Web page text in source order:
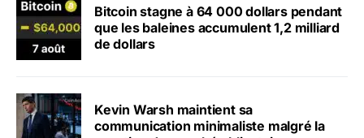
Bitcoin stagne à 64 000 dollars pendant
que les baleines accumulent 1,2 milliard
de dollars
Kevin Warsh maintient sa
communication minimaliste malgré la